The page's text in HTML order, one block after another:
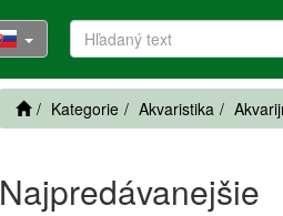
Kategorie Akvaristika
Najpredávanejšie